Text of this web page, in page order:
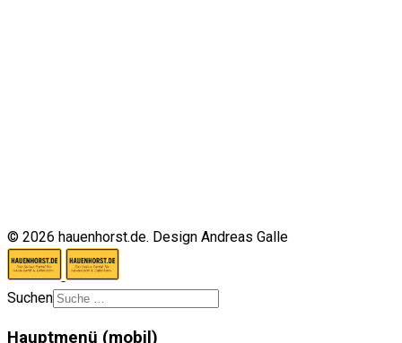
© 2026 hauenhorst.de. Design Andreas Galle
Suchen
Hauptmenü (mobil)